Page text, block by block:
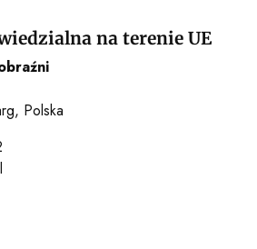
na terenie UE
Polska